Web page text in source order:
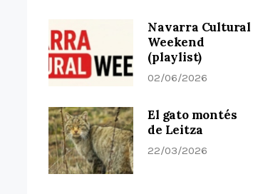
Navarra Cultural
Weekend
(playlist)
02/06/2026
El gato montés
de Leitza
22/03/2026